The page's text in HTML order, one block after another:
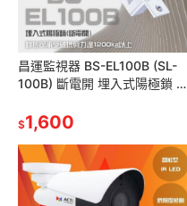
昌運監視器 BS-EL100B (SL-
100B) 斷電開 埋入式陽極鎖 可
$1,600